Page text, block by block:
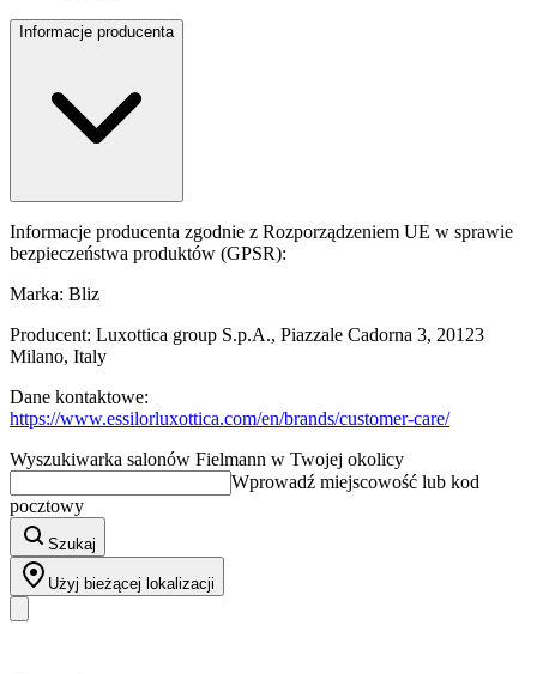
Informacje producenta
Informacje producenta zgodnie z Rozporządzeniem UE w sprawie
bezpieczeństwa produktów (GPSR):
Marka: Bliz
Producent: Luxottica group S.p.A., Piazzale Cadorna 3, 20123
Milano, Italy
Dane kontaktowe:
https://www.essilorluxottica.com/en/brands/customer-care/
Wyszukiwarka salonów Fielmann w Twojej okolicy
Wprowadź miejscowość lub kod
pocztowy
Szukaj
Użyj bieżącej lokalizacji